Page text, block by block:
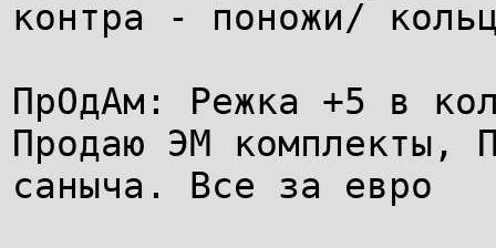
контра - поножи/
ПрОдАм: Режка +5 в
Продаю ЭМ комплекты,
саныча. Все за евро